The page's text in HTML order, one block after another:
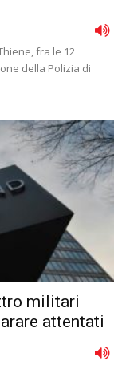
fra le 12
della Polizia di
militari
attentati